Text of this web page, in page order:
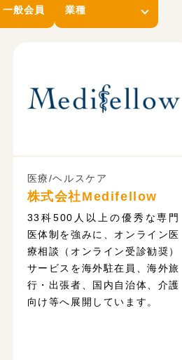
一般会員 業種
医療/ヘルスケア
株式会社Medifellow
33科500人以上の優秀な専門
医体制を強みに、オンライン医
療相談（オンライン受診勧奨）
サービスを海外駐在員、海外旅
行・出張者、国内自治体、介護
向け等へ展開しています。